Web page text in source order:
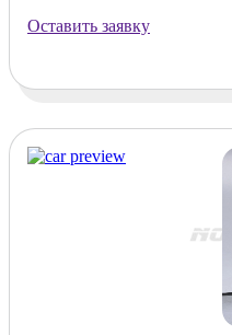
Оставить заявку